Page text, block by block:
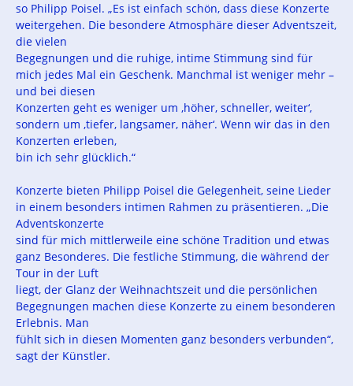
so Philipp Poisel. „Es ist einfach schön, dass diese Konzerte
weitergehen. Die besondere Atmosphäre dieser Adventszeit,
die vielen
Begegnungen und die ruhige, intime Stimmung sind für
mich jedes Mal ein Geschenk. Manchmal ist weniger mehr –
und bei diesen
Konzerten geht es weniger um ‚höher, schneller, weiter‘,
sondern um ‚tiefer, langsamer, näher‘. Wenn wir das in den
Konzerten erleben,
bin ich sehr glücklich.“
Konzerte bieten Philipp Poisel die Gelegenheit, seine Lieder
in einem besonders intimen Rahmen zu präsentieren. „Die
Adventskonzerte
sind für mich mittlerweile eine schöne Tradition und etwas
ganz Besonderes. Die festliche Stimmung, die während der
Tour in der Luft
liegt, der Glanz der Weihnachtszeit und die persönlichen
Begegnungen machen diese Konzerte zu einem besonderen
Erlebnis. Man
fühlt sich in diesen Momenten ganz besonders verbunden“,
sagt der Künstler.